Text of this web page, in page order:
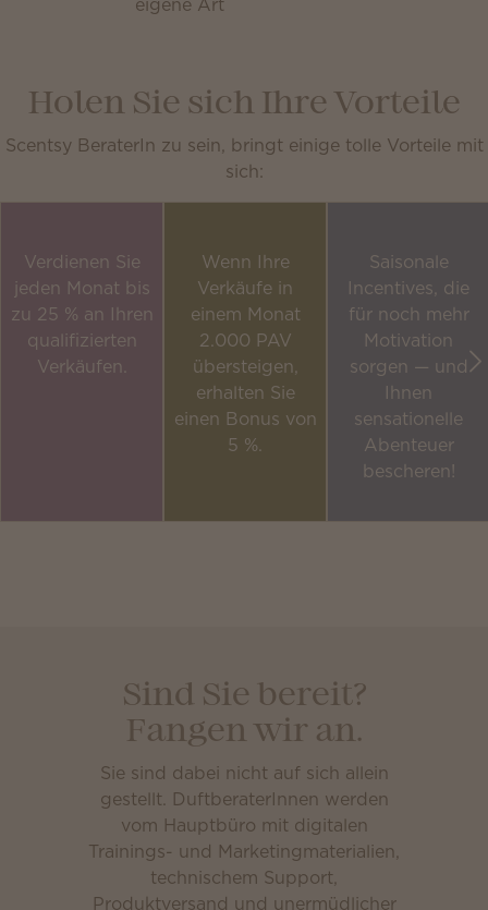
Holen Sie sich Ihre Vorteile
Scentsy BeraterIn zu sein, bringt einige tolle Vorteile mit
sich:
Verdienen Sie
jeden Monat bis
zu 25 % an Ihren
qualifizierten
Verkäufen.
Wenn Ihre
Verkäufe in
einem Monat
2.000 PAV
übersteigen,
erhalten Sie
einen Bonus von
5 %.
Saisonale
Incentives, die
für noch mehr
Motivation
sorgen — und
Ihnen
sensationelle
Abenteuer
bescheren!
Sind Sie bereit?
Fangen wir an.
Sie sind dabei nicht auf sich allein
gestellt. DuftberaterInnen werden
vom Hauptbüro mit digitalen
Trainings- und Marketingmaterialien,
technischem Support,
Produktversand und unermüdlicher